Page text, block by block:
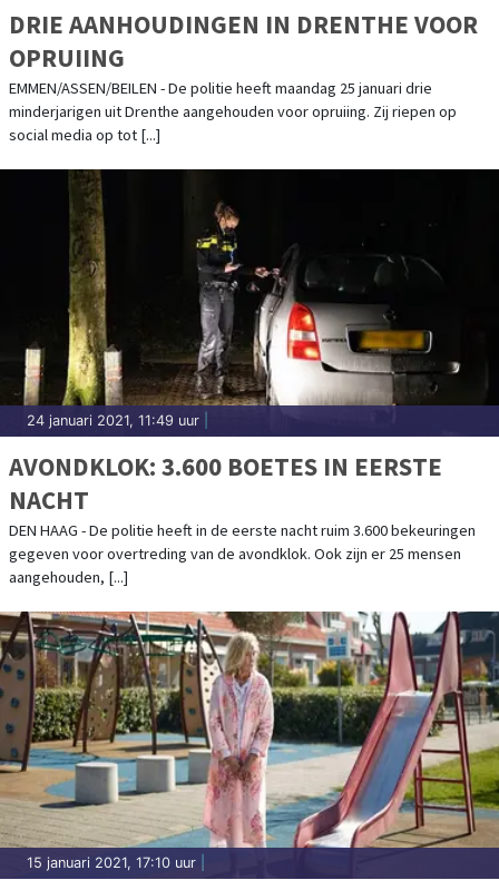
DRIE AANHOUDINGEN IN DRENTHE VOOR
OPRUIING
EMMEN/ASSEN/BEILEN - De politie heeft maandag 25 januari drie
minderjarigen uit Drenthe aangehouden voor opruiing. Zij riepen op
social media op tot [...]
24 januari 2021, 11:49 uur
AVONDKLOK: 3.600 BOETES IN EERSTE
NACHT
DEN HAAG - De politie heeft in de eerste nacht ruim 3.600 bekeuringen
gegeven voor overtreding van de avondklok. Ook zijn er 25 mensen
aangehouden, [...]
15 januari 2021, 17:10 uur